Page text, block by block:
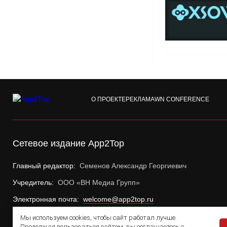
О ПРОЕКТЕРЕКЛАМАWN CONFERENCE
Сетевое издание App2Top
Главный редактор: Семенов Александр Георгиевич
Учредитель: ООО «ВН Медиа Групп»
Электронная почта: welcome@app2top.ru
Мы используем cookies, чтобы сайт работал лучше.